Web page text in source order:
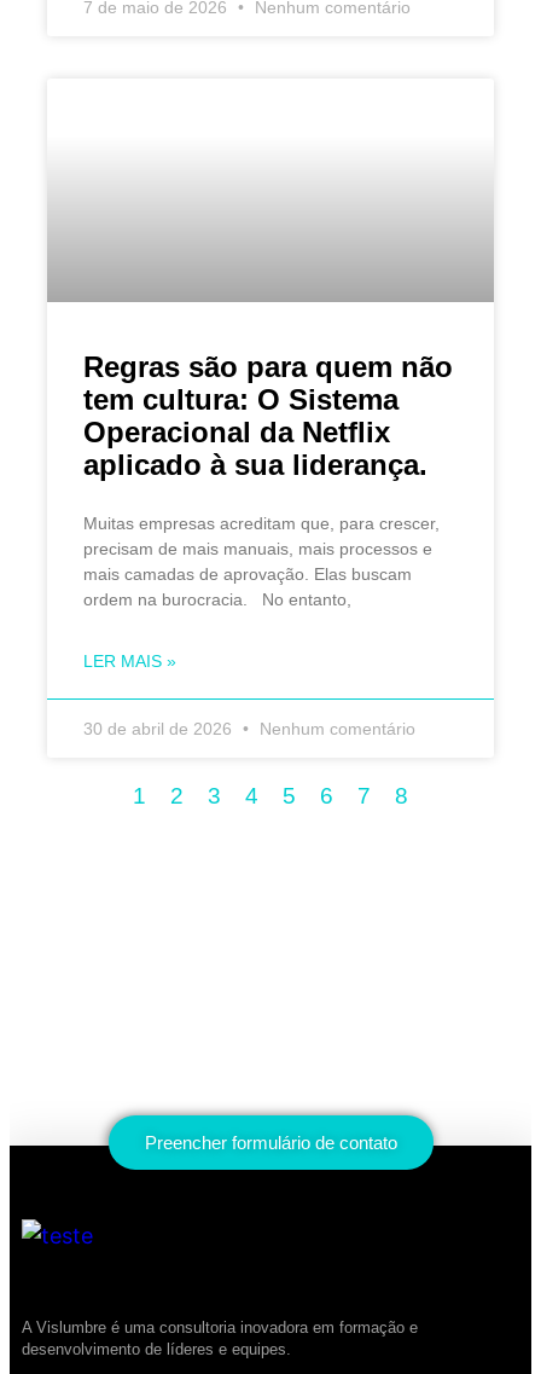
7 de maio de 2026 Nenhum comentário
Regras são para quem não
tem cultura: O Sistema
Operacional da Netflix
aplicado à sua liderança.
Muitas empresas acreditam que, para crescer,
precisam de mais manuais, mais processos e
mais camadas de aprovação. Elas buscam
ordem na burocracia. No entanto,
LER MAIS »
30 de abril de 2026 Nenhum comentário
1 2 3 4 5 6 7 8
Preencher formulário de contato
A Vislumbre é uma consultoria inovadora em formação e
desenvolvimento de líderes e equipes.